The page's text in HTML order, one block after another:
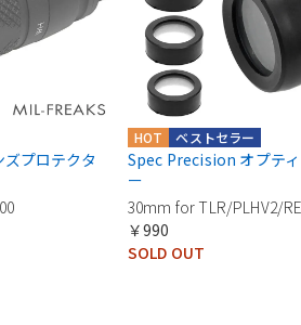
プロテクタ
ベストセラー
HOT
Spec Precision オプテ
ー
30mm for TLR/PLHV2/
￥990
SOLD OUT